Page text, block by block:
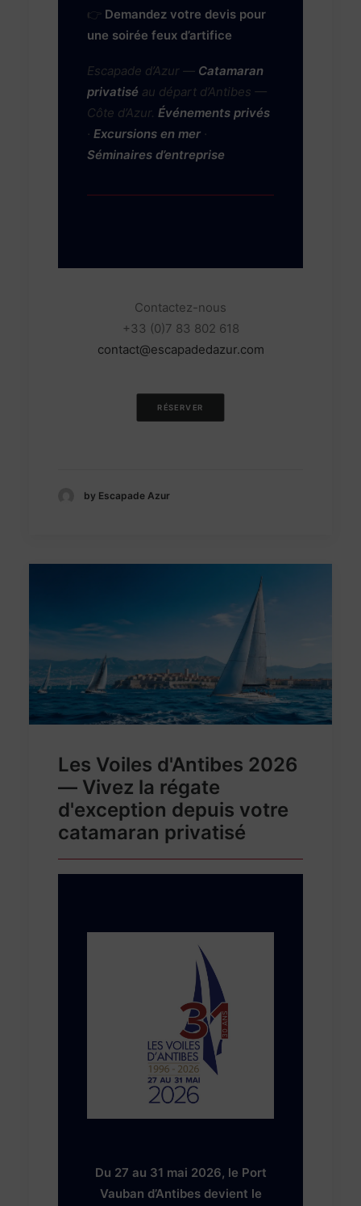
👉 Demandez votre devis pour
une soirée feux d’artifice
Escapade d’Azur — Catamaran
privatisé au départ d’Antibes —
Côte d’Azur. Événements privés
· Excursions en mer ·
Séminaires d’entreprise
Contactez-nous
+33 (0)7 83 802 618
contact@escapadedazur.com
RÉSERVER
by Escapade Azur
Les Voiles d'Antibes 2026
— Vivez la régate
d'exception depuis votre
catamaran privatisé
Du 27 au 31 mai 2026, le Port
Vauban d’Antibes devient le